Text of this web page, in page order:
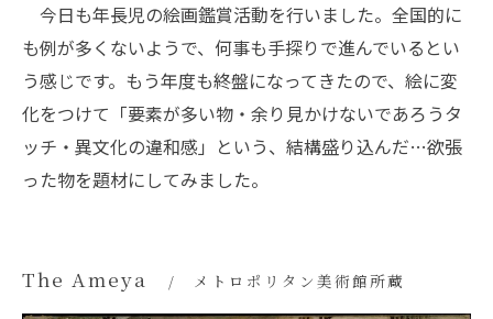
今日も年長児の絵画鑑賞活動を行いました。全国的に
も例が多くないようで、何事も手探りで進んでいるとい
う感じです。もう年度も終盤になってきたので、絵に変
化をつけて「要素が多い物・余り見かけないであろうタ
ッチ・異文化の違和感」という、結構盛り込んだ…欲張
った物を題材にしてみました。
The Ameya メトロポリタン美術館所蔵